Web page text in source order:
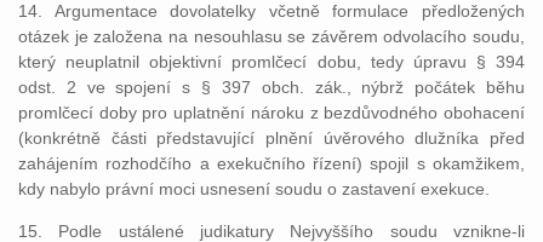
14. Argumentace dovolatelky včetně formulace předložených
otázek je založena na nesouhlasu se závěrem odvolacího soudu,
který neuplatnil objektivní promlčecí dobu, tedy úpravu § 394
odst. 2 ve spojení s § 397 obch. zák., nýbrž počátek běhu
promlčecí doby pro uplatnění nároku z bezdůvodného obohacení
(konkrétně části představující plnění úvěrového dlužníka před
zahájením rozhodčího a exekučního řízení) spojil s okamžikem,
kdy nabylo právní moci usnesení soudu o zastavení exekuce.
15. Podle ustálené judikatury Nejvyššího soudu vznikne-li